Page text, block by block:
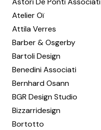
Atelier Oï
Attila Verres
Barber & Osgerby
Bartoli Design
Benedini Associati
Bernhard Osann
BGR Design Studio
Bizzarridesign
Bortotto